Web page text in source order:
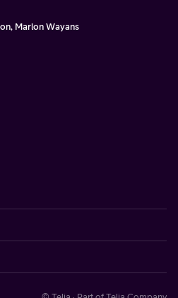
Marlon Wayans